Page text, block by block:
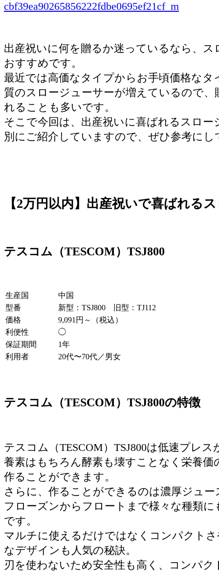
出産祝いに何を贈るか迷っているなら、ス
おすすめです。
最近では高価なタイプからお手頃価格なタ
質のスロージューサーが増えているので、
れることも多いです。
そこで今回は、出産祝いに喜ばれるスロー
別にご紹介していますので、ぜひ参考にし
【2万円以内】出産祝いで喜ばれる
テスコム（TESCOM）TSJ800
生産国
中国
型番
新型：TSJ800 旧型：TJ112
価格
9,091円～（税込）
利便性
◯
保証期間
1年
利用者
20代〜70代／男女
テスコム（TESCOM）TSJ800の特徴
テスコム（TESCOM）TSJ800は低速プレ
養素はもちろん酵素も壊すことなく栄養価
作ることができます。
さらに、作ることができるのは濃厚ジュ
フローズンからフロートまで様々な種類
です。
マルチに使えるだけではなくコンパクト
なデザインも人気の秘訣。
刃を使わないため安全性も高く、コンパ